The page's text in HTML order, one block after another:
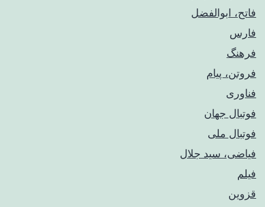
فاتح، ابوالفضل
فارس
فرهنگ
فروتن، پیام
فناوری
فوتبال جهان
فوتبال ملی
فیاضی، سید جلال
فیلم
قزوین